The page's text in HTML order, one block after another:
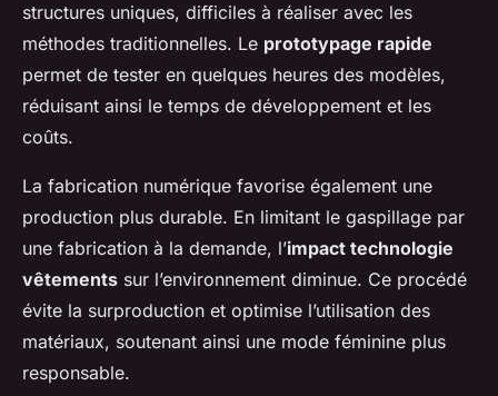
structures uniques, difficiles à réaliser avec les
méthodes traditionnelles. Le prototypage rapide
permet de tester en quelques heures des modèles,
réduisant ainsi le temps de développement et les
coûts.
La fabrication numérique favorise également une
production plus durable. En limitant le gaspillage par
une fabrication à la demande, l’impact technologie
vêtements sur l’environnement diminue. Ce procédé
évite la surproduction et optimise l’utilisation des
matériaux, soutenant ainsi une mode féminine plus
responsable.